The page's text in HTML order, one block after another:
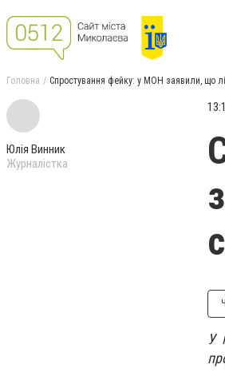
Головна Спростування фейку: у МОН заявили, що
Юлія Винник
Журналістка
У